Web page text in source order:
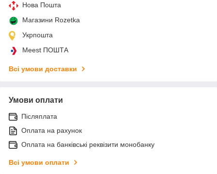
Нова Пошта
Магазини Rozetka
Укрпошта
Meest ПОШТА
Всі умови доставки
Умови оплати
Післяплата
Оплата на рахунок
Оплата на банківські реквізити монобанку
Всі умови оплати